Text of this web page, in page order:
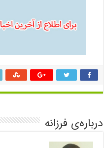
درباره‌ی فرزانه